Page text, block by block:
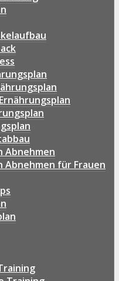
Abnehmen
Abnehmen für Frauen